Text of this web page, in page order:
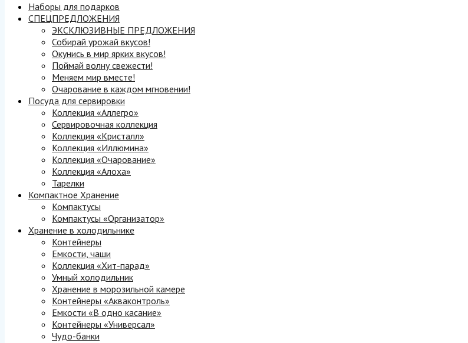
Наборы для подарков
СПЕЦПРЕДЛОЖЕНИЯ
ЭКСКЛЮЗИВНЫЕ ПРЕДЛОЖЕНИЯ
Собирай урожай вкусов!
Окунись в мир ярких вкусов!
Поймай волну свежести!
Меняем мир вместе!
Очарование в каждом мгновении!
Посуда для сервировки
Коллекция «Аллегро»
Сервировочная коллекция
Коллекция «Кристалл»
Коллекция «Иллюмина»
Коллекция «Очарование»
Коллекция «Алоха»
Тарелки
Компактное Хранение
Компактусы
Компактусы «Организатор»
Хранение в холодильнике
Контейнеры
Емкости, чаши
Коллекция «Хит-парад»
Умный холодильник
Хранение в морозильной камере
Контейнеры «Акваконтроль»
Емкости «В одно касание»
Контейнеры «Универсал»
Чудо-банки